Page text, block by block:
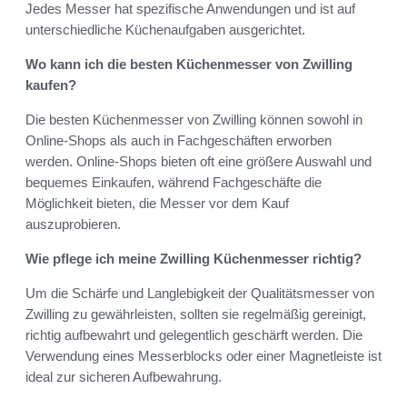
Jedes Messer hat spezifische Anwendungen und ist auf
unterschiedliche Küchenaufgaben ausgerichtet.
Wo kann ich die besten Küchenmesser von Zwilling
kaufen?
Die besten Küchenmesser von Zwilling können sowohl in
Online-Shops als auch in Fachgeschäften erworben
werden. Online-Shops bieten oft eine größere Auswahl und
bequemes Einkaufen, während Fachgeschäfte die
Möglichkeit bieten, die Messer vor dem Kauf
auszuprobieren.
Wie pflege ich meine Zwilling Küchenmesser richtig?
Um die Schärfe und Langlebigkeit der Qualitätsmesser von
Zwilling zu gewährleisten, sollten sie regelmäßig gereinigt,
richtig aufbewahrt und gelegentlich geschärft werden. Die
Verwendung eines Messerblocks oder einer Magnetleiste ist
ideal zur sicheren Aufbewahrung.